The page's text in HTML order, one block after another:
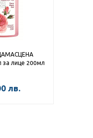
за лице 200мл
лв.